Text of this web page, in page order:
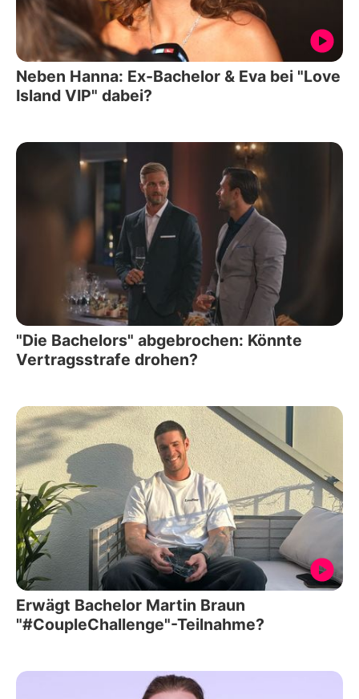
Neben Hanna: Ex-Bachelor & Eva bei "Love
Island VIP" dabei?
"Die Bachelors" abgebrochen: Könnte
Vertragsstrafe drohen?
Erwägt Bachelor Martin Braun
"#CoupleChallenge"-Teilnahme?